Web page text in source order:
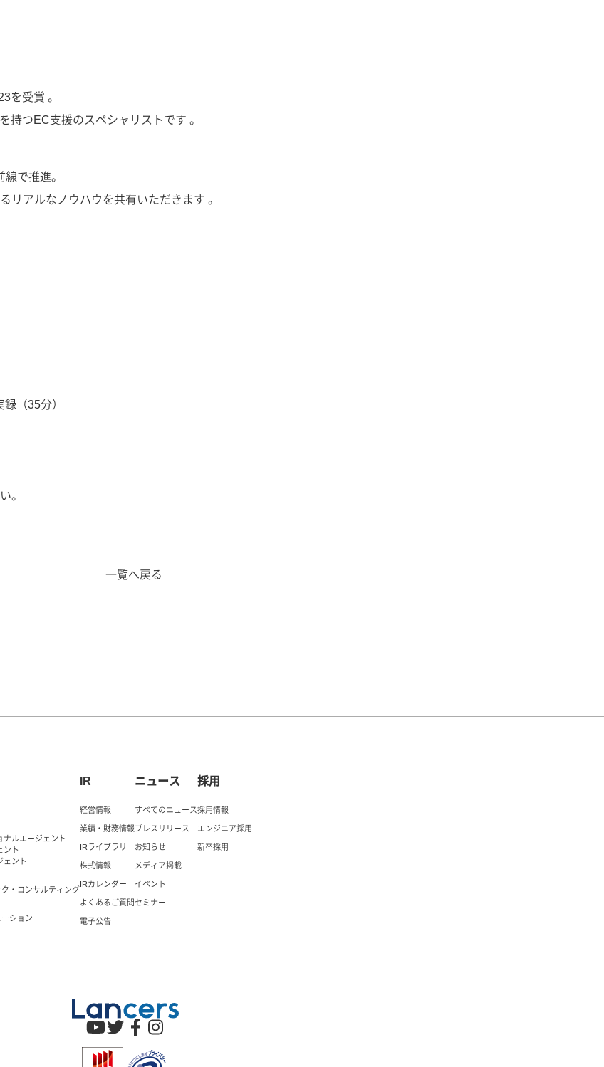
を受賞 。
持つEC支援のスペシャリストです 。
で推進。
リアルなノウハウを共有いただきます 。
（35分）
。
一覧へ戻る
ナルエージェント
ント
ェント
・コンサルティング
ション
IR
経営情報
業績・財務情報
IRライブラリ
株式情報
IRカレンダー
よくあるご質問
電子公告
ニュース
すべてのニュース
プレスリリース
お知らせ
メディア掲載
イベント
セミナー
採用
採用情報
エンジニア採用
新卒採用